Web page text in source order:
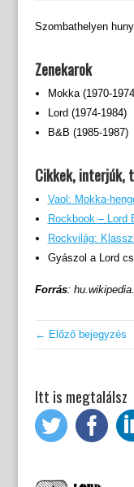
Szombathelyen
Zenekarok
Mokka (1970-
Lord (1974-1984)
B&B (1985-1987)
Cikkek, interjúk,
Vaol: Mokka-
Rockbook – Lord
Rockvilág:
Gyászol a Lord
Forrás:
← Előző bejegyzés
Itt is megtalálsz